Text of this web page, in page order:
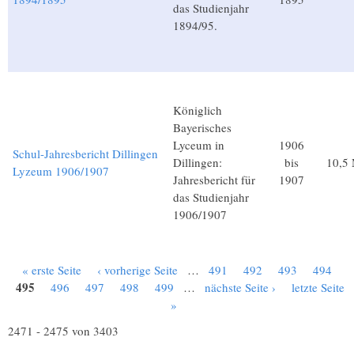
das Studienjahr
1894/95.
Schul-Jahresbericht Dillingen
Lyzeum 1906/1907
Königlich
Bayerisches
Lyceum in
Dillingen:
Jahresbericht für
das Studienjahr
1906/1907
1906
bis
1907
10,5
Seiten
« erste Seite ‹ vorherige Seite … 491 492 493 494
495 496 497 498 499 … nächste Seite ›
letzte Seite
»
2471 - 2475 von 3403